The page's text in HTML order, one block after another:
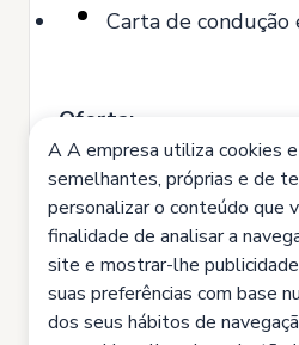
Carta de
Oferta:
Vencimento de
experiência
Possibilidade de
quadros da
A A empresa utiliza cookies
semelhantes, próprias e de
personalizar o conteúdo que
finalidade de analisar a
site e mostrar-lhe
suas preferências com base
dos seus hábitos de